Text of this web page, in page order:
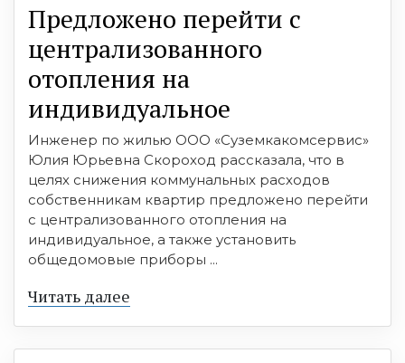
Предложено перейти с
централизованного
отопления на
индивидуальное
Инженер по жилью ООО «Суземкакомсервис»
Юлия Юрьевна Скороход рассказала, что в
целях снижения коммунальных расходов
собственникам квартир предложено перейти
с централизованного отопления на
индивидуальное, а также установить
общедомовые приборы ...
Читать далее